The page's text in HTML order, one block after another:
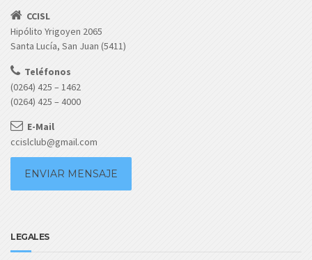
CCISL
Hipólito Yrigoyen 2065
Santa Lucía, San Juan (5411)
Teléfonos
(0264) 425 – 1462
(0264) 425 – 4000
E-Mail
ccislclub@gmail.com
ENVIAR MENSAJE
LEGALES